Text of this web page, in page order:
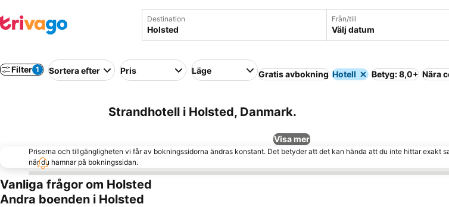
Destination Från/till
Välj datum
Filter 1 Sortera efter Pris Läge Gratis avbokning Hotell Betyg: 8,0+ Nära
Strandhotell i Holsted, Danmark.
Visa mer
Priserna och tillgängligheten vi får av bokningssidorna ändras konstant. Det betyder att det kan hända att du inte hittar exakt
när du hamnar på bokningssidan.
Vanliga frågor om Holsted
Andra boenden i Holsted